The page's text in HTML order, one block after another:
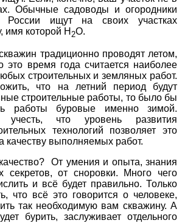
Обычные садоводы и огородники
России ищут на своих участках
имя которой H 2O.
традиционно проводят летом,
это время года считается наиболее
строительных и земляных работ.
что на летний период будут
строительные работы, то было бы
работы буровые именно зимой.
учесть, что уровень развития
технологий позволяет это
качеству выполняемых работ.
От умения и опыта, знания
секретов, от сноровки. Много чего
и всё будет правильно. Только
что всё это говорится о человеке,
так необходимую вам скважину. А
бурить, заслуживает отдельного